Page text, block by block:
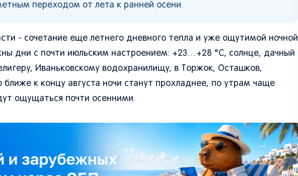
переходом от лета к ранней осени.
- сочетание еще летнего дневного тепла и уже ощутимой ночной
дни с почти июльским настроением: +23…+28 °C, солнце, дачный
Иваньковскому водохранилищу, в Торжок, Осташков,
к концу августа ночи станут прохладнее, по утрам чаще
ощущаться почти осенними.